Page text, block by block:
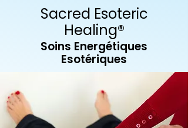
Sacred Esoteric
Healing®
Soins Energétiques
Esotériques